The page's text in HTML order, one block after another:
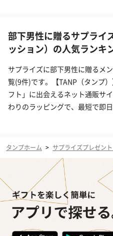
部下男性に贈るサプライ
ッション）の人気ランキ
サプライズに部下男性に贈るメ
覧(9件)です。【TANP（タンプ
フト」に出会えるネット通販サ
わりのラッピングで、最短で即
タンプホーム > サプライズプレゼン